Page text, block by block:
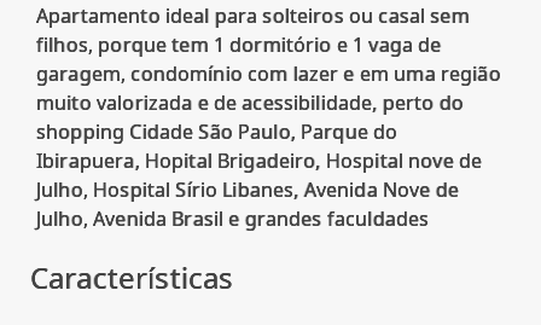
Apartamento ideal para solteiros ou casal sem
filhos, porque tem 1 dormitório e 1 vaga de
garagem, condomínio com lazer e em uma região
muito valorizada e de acessibilidade, perto do
shopping Cidade São Paulo, Parque do
Ibirapuera, Hopital Brigadeiro, Hospital nove de
Julho, Hospital Sírio Libanes, Avenida Nove de
Características